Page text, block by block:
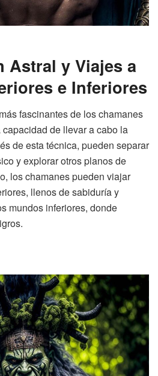
Astral y Viajes a
e Inferiores
fascinantes de los chamanes
de llevar a cabo la
de esta técnica, pueden separar
y explorar otros planos de
los chamanes pueden viajar
llenos de sabiduría y
mundos inferiores, donde